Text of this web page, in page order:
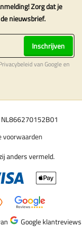
Zorg dat je
nieuwsbrief.
Inschrijven
van Google en
NL866270152B01
voorwaarden
anders vermeld.
Google klantreviews